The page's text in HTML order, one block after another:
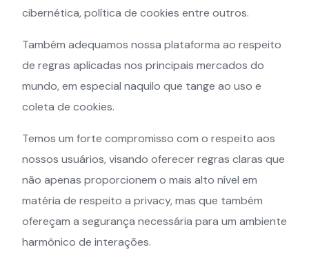
cibernética, política de cookies entre outros.
Também adequamos nossa plataforma ao respeito
de regras aplicadas nos principais mercados do
mundo, em especial naquilo que tange ao uso e
coleta de cookies.
Temos um forte compromisso com o respeito aos
nossos usuários, visando oferecer regras claras que
não apenas proporcionem o mais alto nível em
matéria de respeito a privacy, mas que também
ofereçam a segurança necessária para um ambiente
harmônico de interações.